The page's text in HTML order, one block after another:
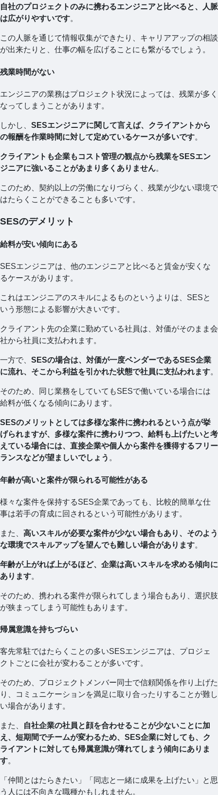
自社のプロジェクトのみに携わるエンジニアと比べると、人脈
は広がりやすいです。
この人脈を通じて情報収集ができたり、キャリアアップの相談
が出来たりと、仕事の幅を広げることにも繋がるでしょう。
残業時間がない
エンジニアの業務はプロジェクト状況によっては、残業が多く
なってしまうことがあります。
しかし、 SESエンジニアに関して言えば、クライアントから
の報酬を作業時間に対して定めているケースが多いです。
クライアントも企業もコスト管理の観点から残業をSESエン
ジニアに強いることがあまり多くありません。
このため、契約以上の労働になりづらく、残業が少ない環境で
はたらくことができることも多いです。
SESのデメリット
給料が安い傾向にある
SESエンジニアは、他のエンジニアと比べると賃金が安くな
るケースがあります。
これはエンジニアのスキルによるものというよりは、SESと
いう形態による影響が大きいです。
クライアント先の企業に勤めている社員は、対価がそのまま会
社から社員に支払われます。
一方で、 SESの場合は、対価が一度ベンダーであるSES企業
に流れ、そこから利益を引かれた状態で社員に支払われます。
そのため、同じ業務をしていてもSESで働いている場合には
給料が低くなる傾向にあります。
SESのメリットとしては多様な案件に携われるという点が挙
げられますが、多様な案件に携わりつつ、給料も上げたいと考
えている場合には、直接企業や個人から案件を獲得するフリー
ランスなどが望ましいでしょう 。
年齢が高いと案件が限られる可能性がある
様々な案件を保持するSES企業であっても、比較的簡単な仕
事は若手の育成に回されるという可能性があります。
また、 高いスキルが必要な案件が少ない場合もあり、そのよう
な環境でスキルアップを望んでも難しい場合があります。
年齢が上がれば上がるほど、企業は高いスキルを求める傾向に
あります。
そのため、携われる案件が限られてしまう場合もあり、選択肢
が狭まってしまう可能性もあります。
帰属意識を持ちづらい
客先常駐ではたらくことの多いSESエンジニアは、プロジェ
クトごとに会社が変わることが多いです。
そのため、プロジェクトメンバー同士で信頼関係を作り上げた
り、コミュニケーションを満足に取り合ったりすることが難し
い場合があります。
また、
自社企業の社員と顔を合わせることが少ないことに加
え、短期間でチームが変わるため、SES企業に対しても、ク
ライアントに対しても帰属意識が薄れてしまう傾向にありま
す。
「仲間とはたらきたい」「同志と一緒に成果を上げたい」と思
う人には不向きな職種かもしれません。